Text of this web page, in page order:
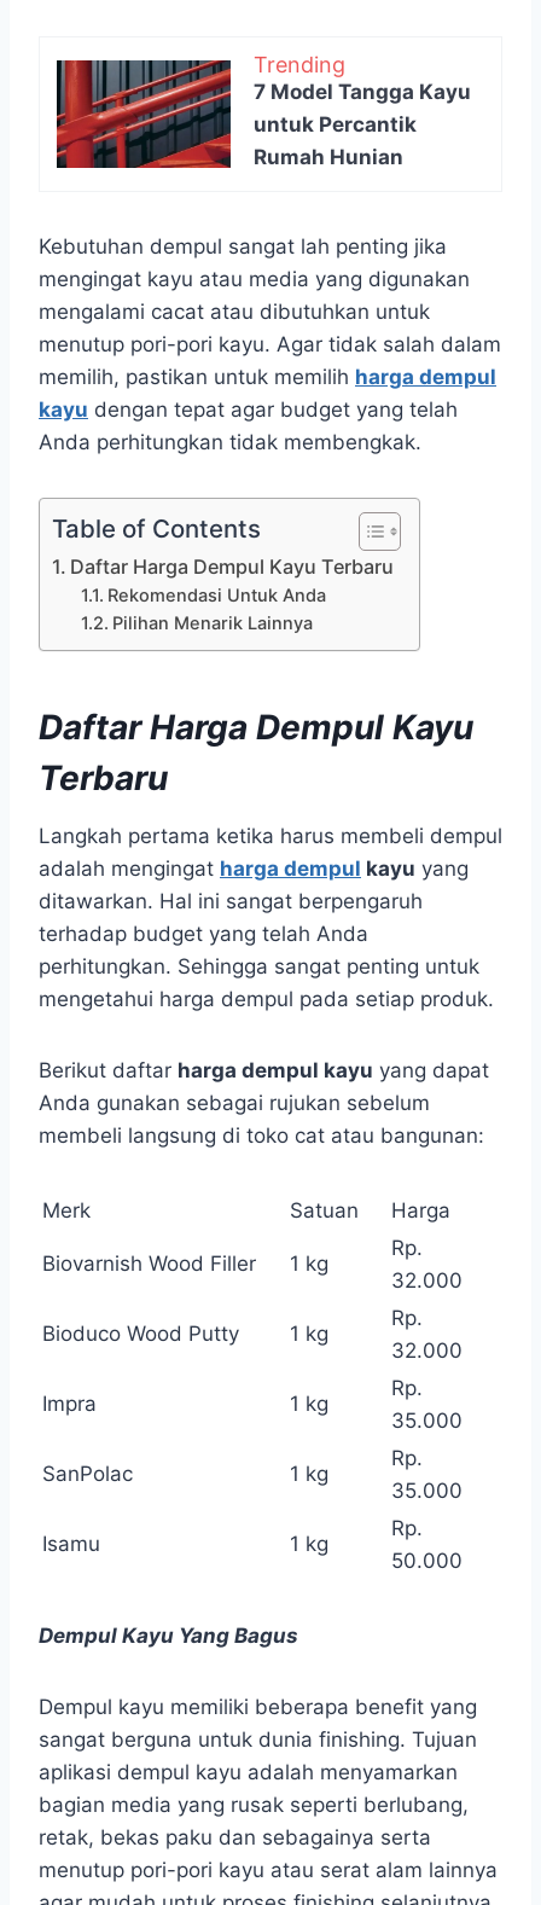
Trending
7 Model Tangga Kayu
untuk Percantik
Rumah Hunian
Kebutuhan dempul sangat lah penting jika
mengingat kayu atau media yang digunakan
mengalami cacat atau dibutuhkan untuk
menutup pori-pori kayu. Agar tidak salah dalam
memilih, pastikan untuk memilih harga dempul
kayu dengan tepat agar budget yang telah
Anda perhitungkan tidak membengkak.
Table of Contents
Daftar Harga Dempul Kayu Terbaru
Rekomendasi Untuk Anda
Pilihan Menarik Lainnya
Daftar Harga Dempul Kayu
Terbaru
Langkah pertama ketika harus membeli dempul
adalah mengingat harga dempul kayu yang
ditawarkan. Hal ini sangat berpengaruh
terhadap budget yang telah Anda
perhitungkan. Sehingga sangat penting untuk
mengetahui harga dempul pada setiap produk.
Berikut daftar harga dempul kayu yang dapat
Anda gunakan sebagai rujukan sebelum
membeli langsung di toko cat atau bangunan:
Merk Satuan Harga
Biovarnish Wood Filler 1 kg
Rp.
32.000
Bioduco Wood Putty 1 kg
Rp.
32.000
Impra 1 kg
Rp.
35.000
SanPolac 1 kg
Rp.
35.000
Isamu 1 kg
Rp.
50.000
Dempul Kayu Yang Bagus
Dempul kayu memiliki beberapa benefit yang
sangat berguna untuk dunia finishing. Tujuan
aplikasi dempul kayu adalah menyamarkan
bagian media yang rusak seperti berlubang,
retak, bekas paku dan sebagainya serta
menutup pori-pori kayu atau serat alam lainnya